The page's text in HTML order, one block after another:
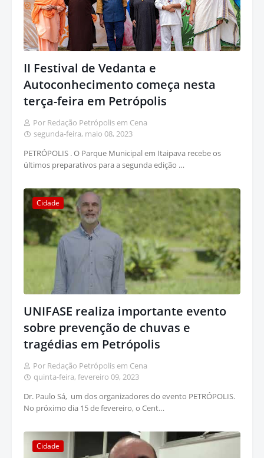
II Festival de Vedanta e
Autoconhecimento começa nesta
terça-feira em Petrópolis
Por Redação Petrópolis em Cena
segunda-feira, maio 08, 2023
PETRÓPOLIS . O Parque Municipal em Itaipava recebe os
últimos preparativos para a segunda edição …
Cidade
UNIFASE realiza importante evento
sobre prevenção de chuvas e
tragédias em Petrópolis
Por Redação Petrópolis em Cena
quinta-feira, fevereiro 09, 2023
Dr. Paulo Sá, um dos organizadores do evento PETRÓPOLIS.
No próximo dia 15 de fevereiro, o Cent…
Cidade